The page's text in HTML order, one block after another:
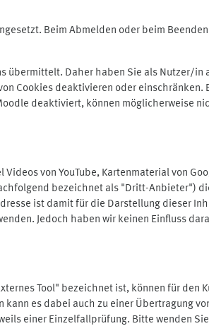
Beim Abmelden oder beim
Daher haben Sie als Nutzer/in
Cookies deaktivieren oder
deaktiviert, können möglicherweise
von YouTube, Kartenmaterial von
bezeichnet als "Dritt-Anbieter")
ist damit für die Darstellung dieser
Jedoch haben wir keinen Einfluss
Tool" bezeichnet ist, können für den
es dabei auch zu einer Übertragung
einer Einzelfallprüfung. Bitte wenden